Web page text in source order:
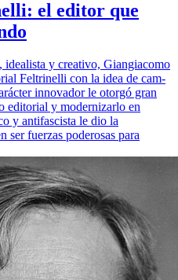
el editor que
idealista y creativo, Giangiacomo
Feltrinelli con la idea de cam­
innovador le otorgó gran
editorial y modernizarlo en
y antifascista le dio la
ser fuerzas poderosas para